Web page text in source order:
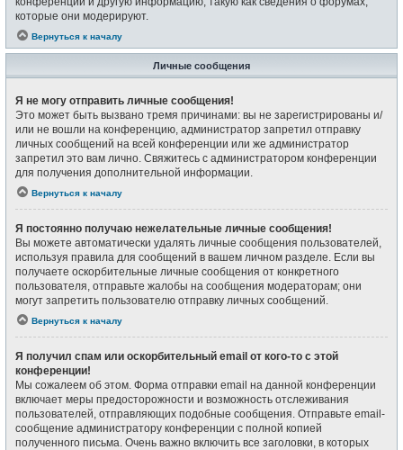
которые они модерируют.
Вернуться к началу
Личные сообщения
Я не могу отправить личные сообщения!
Это может быть вызвано тремя причинами: вы не зарегистрированы и/
или не вошли на конференцию, администратор запретил отправку
личных сообщений на всей конференции или же администратор
запретил это вам лично. Свяжитесь с администратором конференции
для получения дополнительной информации.
Вернуться к началу
Я постоянно получаю нежелательные личные сообщения!
Вы можете автоматически удалять личные сообщения пользователей,
используя правила для сообщений в вашем личном разделе. Если вы
получаете оскорбительные личные сообщения от конкретного
пользователя, отправьте жалобы на сообщения модераторам; они
могут запретить пользователю отправку личных сообщений.
Вернуться к началу
Я получил спам или оскорбительный email от кого-то с этой
конференции!
Мы сожалеем об этом. Форма отправки email на данной конференции
включает меры предосторожности и возможность отслеживания
пользователей, отправляющих подобные сообщения. Отправьте email-
сообщение администратору конференции с полной копией
полученного письма. Очень важно включить все заголовки, в которых